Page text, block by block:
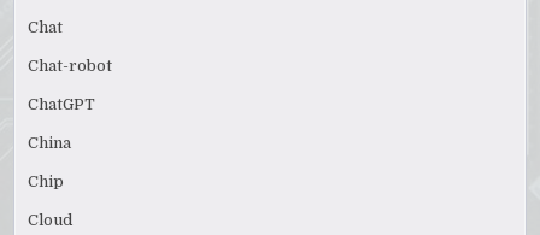
Chat
Chat-robot
ChatGPT
China
Chip
Cloud